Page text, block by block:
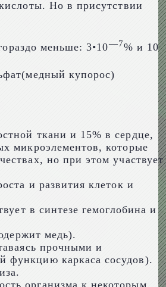
Но в присутствии
меньше: 3•10—7% и 10
купорос)
ткани и 15% в сердце,
микроэлементов, которые
но при этом участвует
и развития клеток и
в синтезе гемоглобина и
медь).
прочными и
функцию каркаса сосудов).
организма к некоторым